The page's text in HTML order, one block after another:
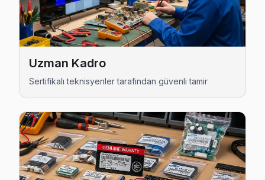
Woon Uzman Teknisyen Ekibi — Avcılar
Murat T. — Woon Servis Uzmanı
12 yıllık Woon TV tamir deneyimi. Avcılar ve çevre ilçelere
Uzman Kadro
Sertifikalı teknisyenler tarafından güvenli tamir